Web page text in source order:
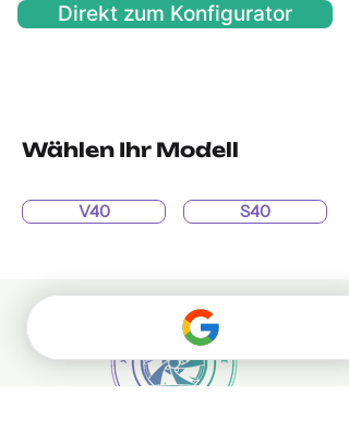
Direkt zum Konfigurator
Wählen Ihr Modell
V40 S40